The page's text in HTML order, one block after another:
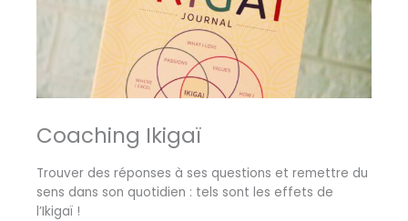
Coaching Ikigaï
Trouver des réponses à ses questions et remettre du
sens dans son quotidien : tels sont les effets de
l’Ikigaï !